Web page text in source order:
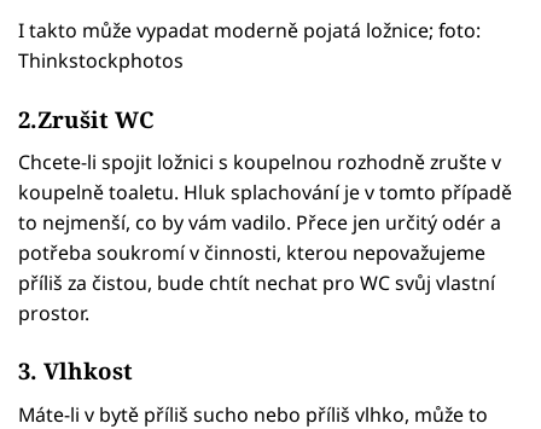
I takto může vypadat moderně pojatá ložnice; foto:
Thinkstockphotos
2.Zrušit WC
Chcete-li spojit ložnici s koupelnou rozhodně zrušte v
koupelně toaletu. Hluk splachování je v tomto případě
to nejmenší, co by vám vadilo. Přece jen určitý odér a
potřeba soukromí v činnosti, kterou nepovažujeme
příliš za čistou, bude chtít nechat pro WC svůj vlastní
prostor.
3. Vlhkost
Máte-li v bytě příliš sucho nebo příliš vlhko, může to